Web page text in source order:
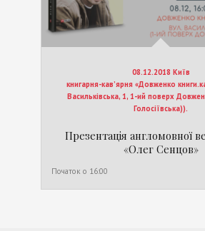
08.12.2018 Київ
книгарня-кав’ярня «Довженко
Васильківська, 1, 1-ий поверх
Голосіївська)).
Презентація англомовної
«Олег Сенцов»
Початок о 16:00